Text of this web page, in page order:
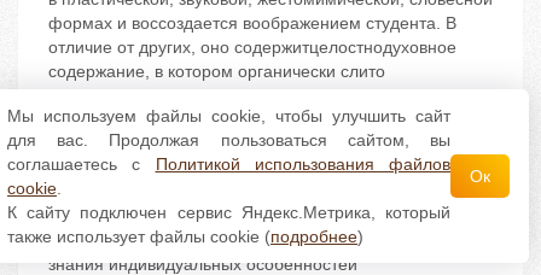
Мы используем файлы cookie, чтобы улучшить сайт
для вас. Продолжая пользоваться сайтом, вы
соглашаетесь с Политикой использования файлов
cookie
К сайту подключен сервис Яндекс.Метрика, который
также использует файлы cookie (подробнее)
Ок